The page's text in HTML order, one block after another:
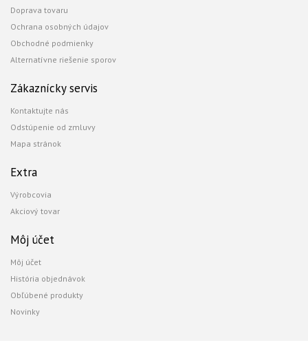
Doprava tovaru
Ochrana osobných údajov
Obchodné podmienky
Alternatívne riešenie sporov
Zákaznícky servis
Kontaktujte nás
Odstúpenie od zmluvy
Mapa stránok
Extra
Výrobcovia
Akciový tovar
Môj účet
Môj účet
História objednávok
Obľúbené produkty
Novinky